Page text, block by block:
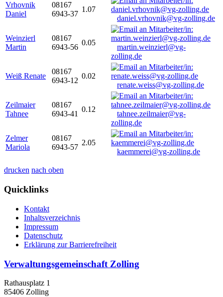
Vrhovnik
Daniel
08167
6943-37
1.07
daniel.vrhovnik@vg-zolling.de
Weinzierl
Martin
08167
6943-56
0.05
martin.weinzierl@vg-
zolling.de
Weiß Renate
08167
6943-12
0.02
renate.weiss@vg-zolling.de
Zeilmaier
Tahnee
08167
6943-41
0.12
tahnee.zeilmaier@vg-
zolling.de
Zelmer
Mariola
08167
6943-57
2.05
kaemmerei@vg-zolling.de
drucken nach oben
Quicklinks
Kontakt
Inhaltsverzeichnis
Impressum
Datenschutz
Erklärung zur Barrierefreiheit
Verwaltungsgemeinschaft Zolling
Rathausplatz 1
85406 Zolling